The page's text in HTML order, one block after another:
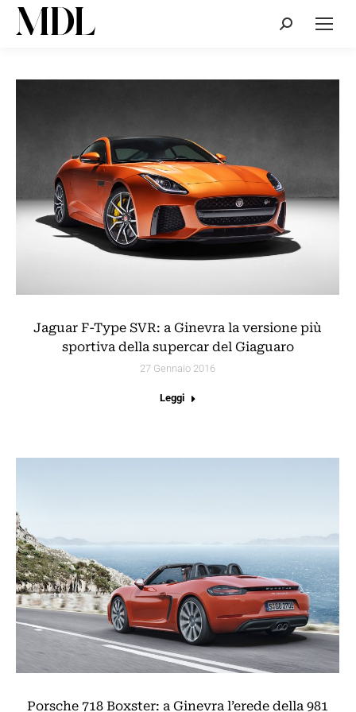
Cerca:
Jaguar F-Type SVR: a Ginevra la versione più
sportiva della supercar del Giaguaro
27 Gennaio 2016
Leggi
Porsche 718 Boxster: a Ginevra l’erede della 981